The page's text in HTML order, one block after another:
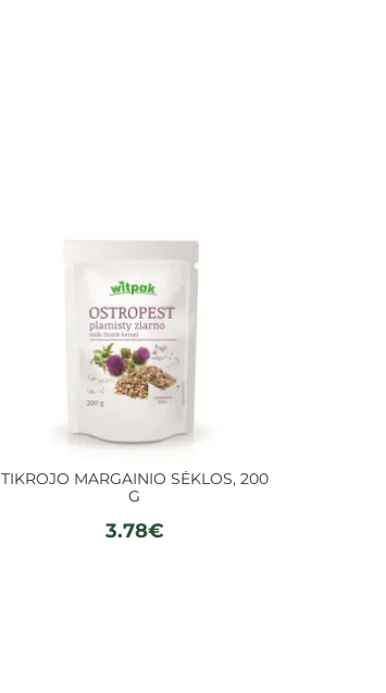
TIKROJO MARGAINIO SĖKLOS, 200
G
3.78€